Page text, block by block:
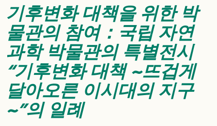
기후변화 대책을 위한 박
물관의 참여：국립 자연
과학 박물관의 특별전시
“기후변화 대책 ~뜨겁게
달아오른 이시대의 지구
~”의 일례